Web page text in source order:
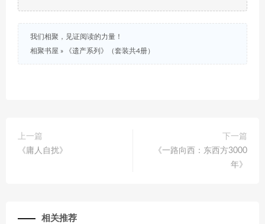
我们相聚，见证阅读的力量！
相聚书屋 » 《遗产系列》（套装共4册）
上一篇
《庸人自扰》
下一篇
《一路向西：东西方3000
年》
相关推荐